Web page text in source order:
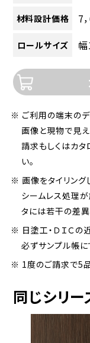
材料設計価格 7
ロールサイズ
※ ご利用の端末のデ
画像と現物で見
請求もしくはカタ
い。
※ 画像をタイリング
シームレス処理
タには若干の差異
※ 日塗工・ＤＩＣの
必ずサンプル帳に
※ 1度のご請求で5品
同じシリ